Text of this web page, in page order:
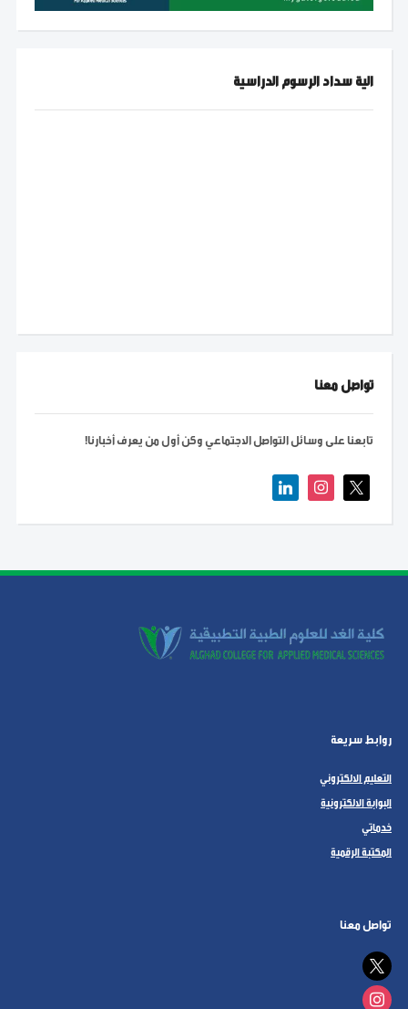
الية سداد الرسوم الدراسية
تواصل معنا
تابعنا على وسائل التواصل الاجتماعي وكن أول من يعرف أخبارنا!
instagram
linkedin
روابط سريعة
التعليم الالكتروني
البوابة الالكترونية
خدماتي
المكتبة الرقمية
تواصل معنا